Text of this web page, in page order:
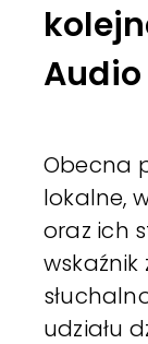
Obecna
lokalne,
oraz ich
wskaźnik
udziału